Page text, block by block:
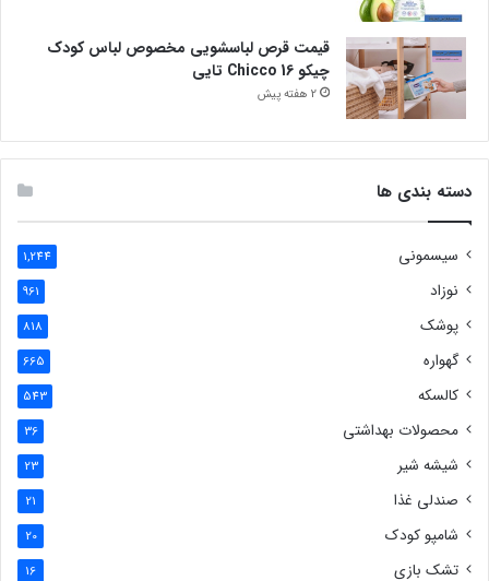
قیمت قرص لباسشویی مخصوص لباس کودک
چیکو Chicco 16 تایی
2 هفته پیش
دسته بندی ها
سیسمونی 1,244
نوزاد 961
پوشک 818
گهواره 665
کالسکه 543
محصولات بهداشتی 36
شیشه شیر 23
صندلی غذا 21
شامپو کودک 20
تشک بازی 16